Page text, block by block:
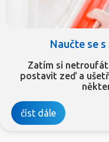
Naučte se
Zatím si
postavit zeď a
číst dále